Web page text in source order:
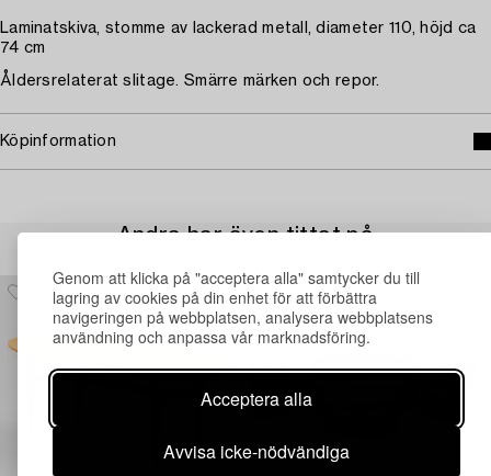
Genom att klicka på "acceptera alla" samtycker du till
lagring av cookies på din enhet för att förbättra
navigeringen på webbplatsen, analysera webbplatsens
användning och anpassa vår marknadsföring.
Acceptera alla
Avvisa icke-nödvändiga
Laminatskiva, stomme av lackerad metall, diameter 110, höjd ca
74 cm
Åldersrelaterat slitage. Smärre märken och repor.
Köpinformation
Andra har även tittat på